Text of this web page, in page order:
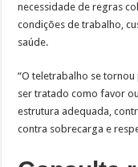
necessidade de regras
condições de trabalho,
saúde.
“O teletrabalho se
ser tratado como favor
estrutura adequada,
contra sobrecarga e